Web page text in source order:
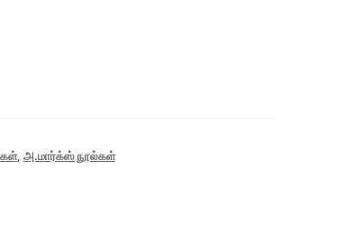
, அ.மார்க்ஸ் நூல்கள்